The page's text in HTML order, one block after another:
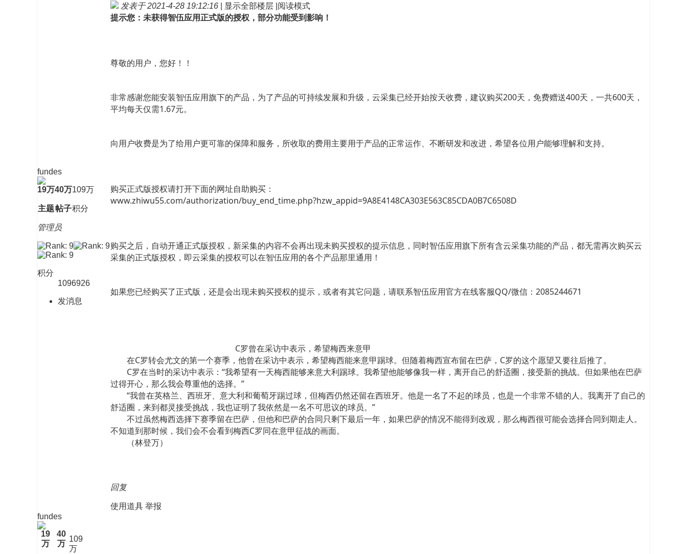
fundes
19万
主题
40万
帖子
109万
积分
管理员
积分
1096926
发消息
发表于 2021-4-28 19:12:16 显示全部楼层 阅读模式
提示您：未获得智伍应用正式版的授权，部分功能受到影响！
尊敬的用户，您好！！
非常感谢您能安装智伍应用旗下的产品，为了产品的可持续发展和升级，云采集已经开始按天收费，建议购买200天，免费赠送400天，一共600天，
平均每天仅需1.67元。
向用户收费是为了给用户更可靠的保障和服务，所收取的费用主要用于产品的正常运作、不断研发和改进，希望各位用户能够理解和支持。
购买正式版授权请打开下面的网址自助购买：
www.zhiwu55.com/authorization/buy_end_time.php?hzw_appid=9A8E4148CA303E563C85CDA0B7C6508D
购买之后，自动开通正式版授权，新采集的内容不会再出现未购买授权的提示信息，同时智伍应用旗下所有含云采集功能的产品，都无需再次购买云
采集的正式版授权，即云采集的授权可以在智伍应用的各个产品那里通用！
如果您已经购买了正式版，还是会出现未购买授权的提示，或者有其它问题，请联系智伍应用官方在线客服QQ/微信：2085244671
C罗曾在采访中表示，希望梅西来意甲
在C罗转会尤文的第一个赛季，他曾在采访中表示，希望梅西能来意甲踢球。但随着梅西宣布留在巴萨，C罗的这个愿望又要往后推了。
C罗在当时的采访中表示：“我希望有一天梅西能够来意大利踢球。我希望他能够像我一样，离开自己的舒适圈，接受新的挑战。但如果他在巴萨
过得开心，那么我会尊重他的选择。”
“我曾在英格兰、西班牙、意大利和葡萄牙踢过球，但梅西仍然还留在西班牙。他是一名了不起的球员，也是一个非常不错的人。我离开了自己的
舒适圈，来到都灵接受挑战，我也证明了我依然是一名不可思议的球员。”
不过虽然梅西选择下赛季留在巴萨，但他和巴萨的合同只剩下最后一年，如果巴萨的情况不能得到改观，那么梅西很可能会选择合同到期走人。
不知道到那时候，我们会不会看到梅西C罗同在意甲征战的画面。
（林登万）
回复
使用道具 举报
fundes
19
万
40
万
109
万